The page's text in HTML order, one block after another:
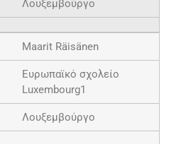
Λουξεμβούργο
Maarit Räisänen
Ευρωπαϊκό σχολείο
Luxembourg1
Λουξεμβούργο